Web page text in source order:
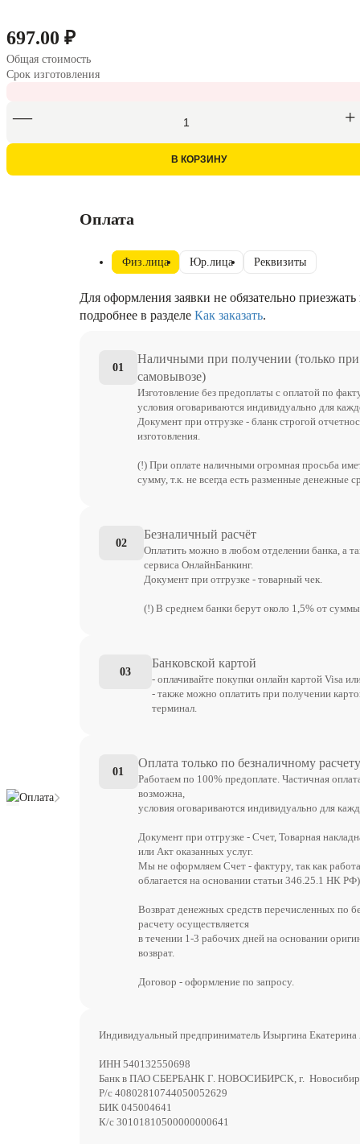
697.00 ₽
Общая стоимость
Срок изготовления
В КОРЗИНУ
Оплата
Оплата
Физ.лица Юр.лица Реквизиты
Для оформления заявки не обязательно
подробнее в разделе Как заказать.
01
Наличными при получении (только при
самовывозе)
Изготовление без предоплаты с оплатой по
условия оговариваются индивидуально для
Документ при отгрузке - бланк строгой
изготовления.
(!) При оплате наличными огромная просьба
сумму, т.к. не всегда есть разменные денежные
02
Безналичный расчёт
Оплатить можно в любом отделении банка, а
сервиса ОнлайнБанкинг.
Документ при отгрузке - товарный чек.
(!) В среднем банки берут около 1,5% от
03
Банковской картой
- оплачивайте покупки онлайн картой Visa
- также можно оплатить при получении
терминал.
01
Оплата только по безналичному расчету
Работаем по 100% предоплате. Частичная
возможна,
условия оговариваются индивидуально для
Документ при отгрузке - Счет, Товарная
или Акт оказанных услуг.
Мы не оформляем Счет - фактуру, так как
облагается на основании статьи 346.25.1 НК РФ)
Возврат денежных средств перечисленных по
расчету осуществляется
в течении 1-3 рабочих дней на основании
возврат.
Договор - оформление по запросу.
Индивидуальный предприниматель Изыргина Екатерина
ИНН 540132550698
Банк в ПАО СБЕРБАНК Г. НОВОСИБИРСК, г.
Р/с 40802810744050052629
БИК 045004641
К/с 30101810500000000641